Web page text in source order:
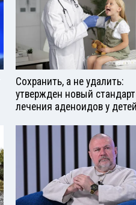
Сохранить, а не удалить:
утвержден новый стандарт
лечения аденоидов у детей